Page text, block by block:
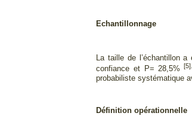
Echantillonnage
La taille de l’échantillon
confiance et P= 28,5%
[5].
probabiliste systématique
Définition opérationnelle